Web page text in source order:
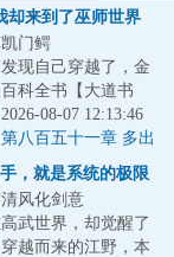
却来到了巫师世界
门鳄
现自己穿越了，金
科全书【大道书
么穿越的却是巫师
联邦...
08-07 12:13:46
第八百五十一章 多出
，就是系统的极限
风化剑意
武世界，却觉醒了
越而来的江野，本